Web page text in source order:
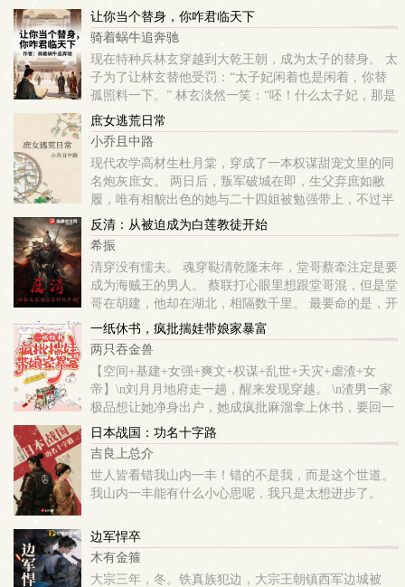
让你当个替身，你咋君临天下
骑着蜗牛追奔驰
现在特种兵林玄穿越到大乾王朝，成为太子的替身。 太
子为了让林玄替他受罚：“太子妃闲着也是闲着，你替
孤照料一下。” 林玄淡然一笑：“呸！什么太子妃，那是
朕的皇后！” 一开始皇帝是想用林玄削弱外戚，结果事
情越来越不对。 乾...
庶女逃荒日常
小乔且中路
现代农学高材生杜月棠，穿成了一本权谋甜宠文里的同
名炮灰庶女。 两日后，叛军破城在即，生父弃庶如敝
履，唯有相貌出色的她与二十四姐被勉强带上，不过半
年二十四姐会被作为玩物献出，她则在三年后替身为女
主的嫡姐挡下致命一击，甚至清白难保。 ...
反清：从被迫成为白莲教徒开始
希振
清穿没有懦夫。 魂穿鞑清乾隆末年，堂哥蔡牵注定是要
成为海贼王的男人。 蔡联打心眼里想跟堂哥混，但是堂
哥在胡建，他却在湖北，相隔数千里。 最要命的是，开
局绿营兵就说他是白莲妖人。 事已至此，只能反了！
烧制焦炭、大...
一纸休书，疯批揣娃带娘家暴富
两只吞金兽
【空间+基建+女强+爽文+权谋+乱世+天灾+虐渣+女
帝】\n刘月月地府走一趟，醒来发现穿越。 \n渣男一家
极品想让她净身出户，她成疯批麻溜拿上休书，要回一
半嫁妆，带着儿女赶紧走人。 \n奈何，原主臭名远扬，
窝里横，外头欺。\n娘家...
日本战国：功名十字路
吉良上总介
世人皆看错我山内一丰！错的不是我，而是这个世道。
我山内一丰能有什么小心思呢，我只是太想进步了。
边军悍卒
木有金箍
大宗三年，冬。铁真族犯边，大宗王朝镇西军边城被